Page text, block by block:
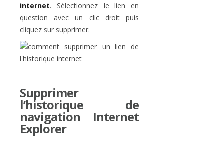
internet. Sélectionnez le lien en
question avec un clic droit puis
cliquez sur supprimer.
Supprimer
l’historique de
navigation Internet
Explorer